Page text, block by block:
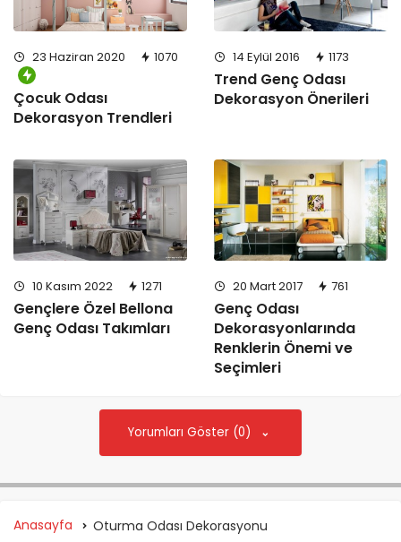
23 Haziran 2020 1070
Çocuk Odası
Dekorasyon Trendleri
14 Eylül 2016 1173
Trend Genç Odası
Dekorasyon Önerileri
10 Kasım 2022 1271
Gençlere Özel Bellona
Genç Odası Takımları
20 Mart 2017 761
Genç Odası
Dekorasyonlarında
Renklerin Önemi ve
Seçimleri
Yorumları Göster (0)
Anasayfa Oturma Odası Dekorasyonu